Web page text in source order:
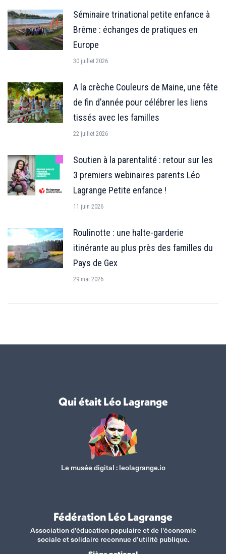
Séminaire trinational petite enfance à
Brême : échanges de pratiques en
Europe
30 juillet 2026
A la crèche Couleurs de Maine, une fête
de fin d’année pour célébrer les liens
tissés avec les familles
22 juillet 2026
Soutien à la parentalité : retour sur les
3 premiers webinaires parents Léo
Lagrange Petite enfance !
11 juin 2026
Roulinotte : une halte-garderie
itinérante au plus près des familles du
Pays de Gex
29 mai 2026
Qui était Léo Lagrange
Le musée digital : leolagrange.io
Fédération Léo Lagrange
Association d'éducation populaire et de l'économie
sociale et solidaire reconnue d’utilité publique.